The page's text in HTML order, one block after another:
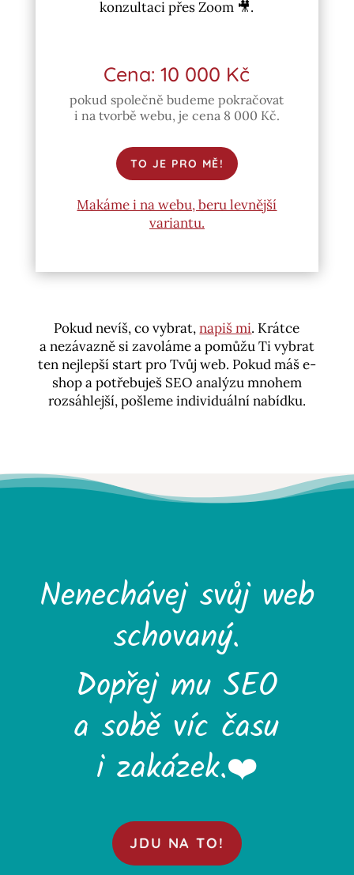
konzultaci přes Zoom 🎥.
Cena: 10 000 Kč
pokud společně budeme pokračovat
i na tvorbě webu, je cena 8 000 Kč.
TO JE PRO MĚ!
Makáme i na webu, beru levnější
variantu.
Pokud nevíš, co vybrat,napiš mi. Krátce
a nezávazně si zavoláme a pomůžu Ti vybrat
ten nejlepší start pro Tvůj web. Pokud máš e-
shop a potřebuješ SEO analýzu mnohem
rozsáhlejší, pošleme individuální nabídku.
Nenechávej svůj web
schovaný.
Dopřej mu SEO
a sobě víc času
i zakázek.❤️
JDU NA TO!